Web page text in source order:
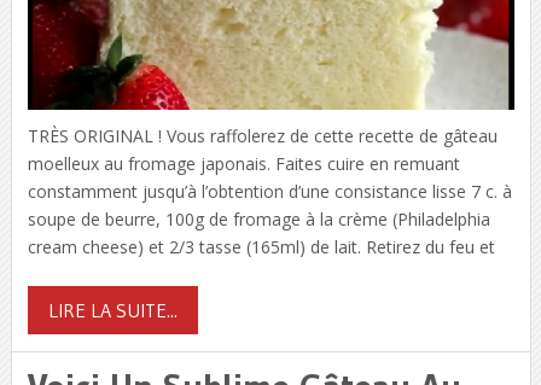
TRÈS ORIGINAL ! Vous raffolerez de cette recette de gâteau
moelleux au fromage japonais. Faites cuire en remuant
constamment jusqu’à l’obtention d’une consistance lisse 7 c. à
soupe de beurre, 100g de fromage à la crème (Philadelphia
cream cheese) et 2/3 tasse (165ml) de lait. Retirez du feu et
LIRE LA SUITE...